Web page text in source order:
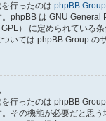
行ったのは phpBB Group
phpBB は GNU General
） に定められている
いては phpBB Group の
行ったのは phpBB
その機能が必要だと思う